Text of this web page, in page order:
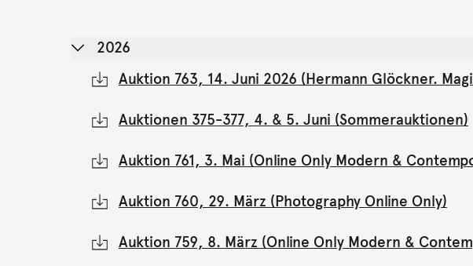
2026
Auktion 763, 14. Juni 2026 (Hermann Glöckner.
Auktionen 375-377, 4. & 5. Juni (Sommerauktionen)
Auktion 761, 3. Mai (Online Only Modern &
Auktion 760, 29. März (Photography Online Only)
Auktion 759, 8. März (Online Only Modern &